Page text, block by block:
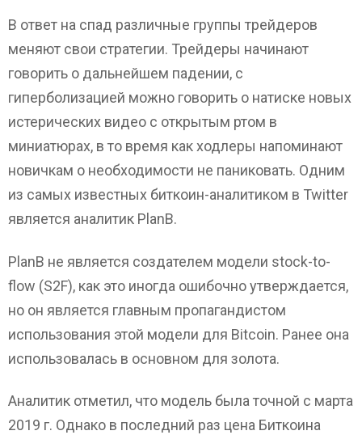
В ответ на спад различные группы трейдеров
меняют свои стратегии. Трейдеры начинают
говорить о дальнейшем падении, с
гиперболизацией можно говорить о натиске новых
истерических видео с открытым ртом в
миниатюрах, в то время как ходлеры напоминают
новичкам о необходимости не паниковать. Одним
из самых известных биткоин-аналитиком в Twitter
является аналитик PlanB.
PlanB не является создателем модели stock-to-
flow (S2F), как это иногда ошибочно утверждается,
но он является главным пропагандистом
использования этой модели для Bitcoin. Ранее она
использовалась в основном для золота.
Аналитик отметил, что модель была точной с марта
2019 г. Однако в последний раз цена Биткоина